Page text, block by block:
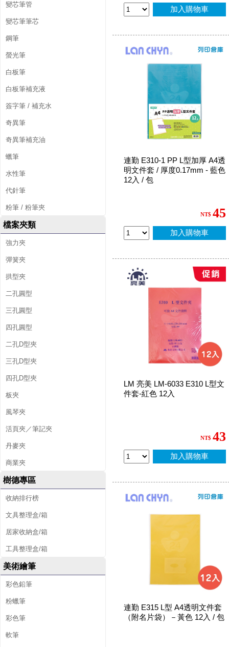
變芯筆管
變芯筆筆芯
鋼筆
螢光筆
白板筆
白板筆補充液
簽字筆 / 補充水
奇異筆
奇異筆補充油
蠟筆
水性筆
代針筆
粉筆 / 粉筆夾
檔案夾類
強力夾
彈簧夾
拱型夾
二孔圓型
三孔圓型
四孔圓型
二孔D型夾
三孔D型夾
四孔D型夾
板夾
風琴夾
活頁夾／筆記夾
丹麥夾
商業夾
樹德專區
收納排行榜
文具整理盒/箱
居家收納盒/箱
工具整理盒/箱
美術繪筆
彩色鉛筆
粉蠟筆
彩色筆
軟筆
加入購物車
連勤 E310-1 PP L型加厚 A4透
明文件套 / 厚度0.17mm - 藍色
12入 / 包
NT$ 45
加入購物車
LM 亮美 LM-6033 E310 L型文
件套-紅色 12入
NT$ 43
加入購物車
連勤 E315 L型 A4透明文件套
（附名片袋）－黃色 12入 / 包